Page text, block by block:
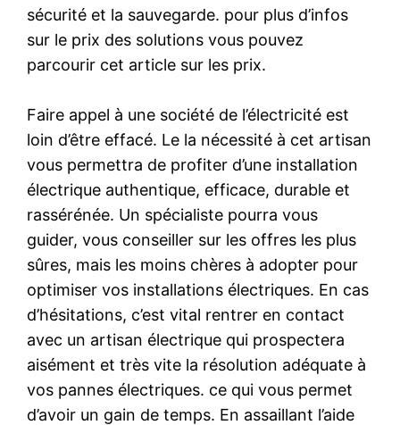
sécurité et la sauvegarde. pour plus d’infos
sur le prix des solutions vous pouvez
parcourir cet article sur les prix.
Faire appel à une société de l’électricité est
loin d’être effacé. Le la nécessité à cet artisan
vous permettra de profiter d’une installation
électrique authentique, efficace, durable et
rassérénée. Un spécialiste pourra vous
guider, vous conseiller sur les offres les plus
sûres, mais les moins chères à adopter pour
optimiser vos installations électriques. En cas
d’hésitations, c’est vital rentrer en contact
avec un artisan électrique qui prospectera
aisément et très vite la résolution adéquate à
vos pannes électriques. ce qui vous permet
d’avoir un gain de temps. En assaillant l’aide